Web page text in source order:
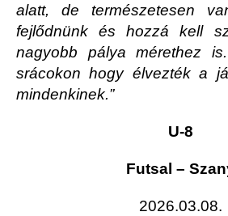
alatt, de természetesen
fejlődnünk és hozzá kell
nagyobb pálya mérethez
srácokon hogy élvezték a
mindenkinek.”
U-8
Futsal –
2026.03.08.